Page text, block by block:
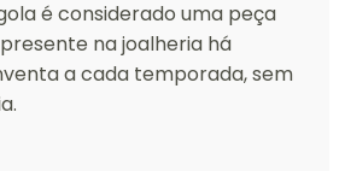
é considerado uma peça
na joalheria há
a cada temporada, sem